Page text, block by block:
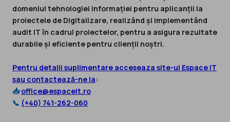
domeniul tehnologiei informației pentru aplicanții la
proiectele de Digitalizare, realizând și implementând
audit IT în cadrul proiectelor, pentru a asigura rezultate
durabile și eficiente pentru clienții noștri.
Pentru detalii suplimentare acceseaza site-ul Espace IT
sau contactează-ne la:
📥office@espaceit.ro
📞 (+40) 741-262-060